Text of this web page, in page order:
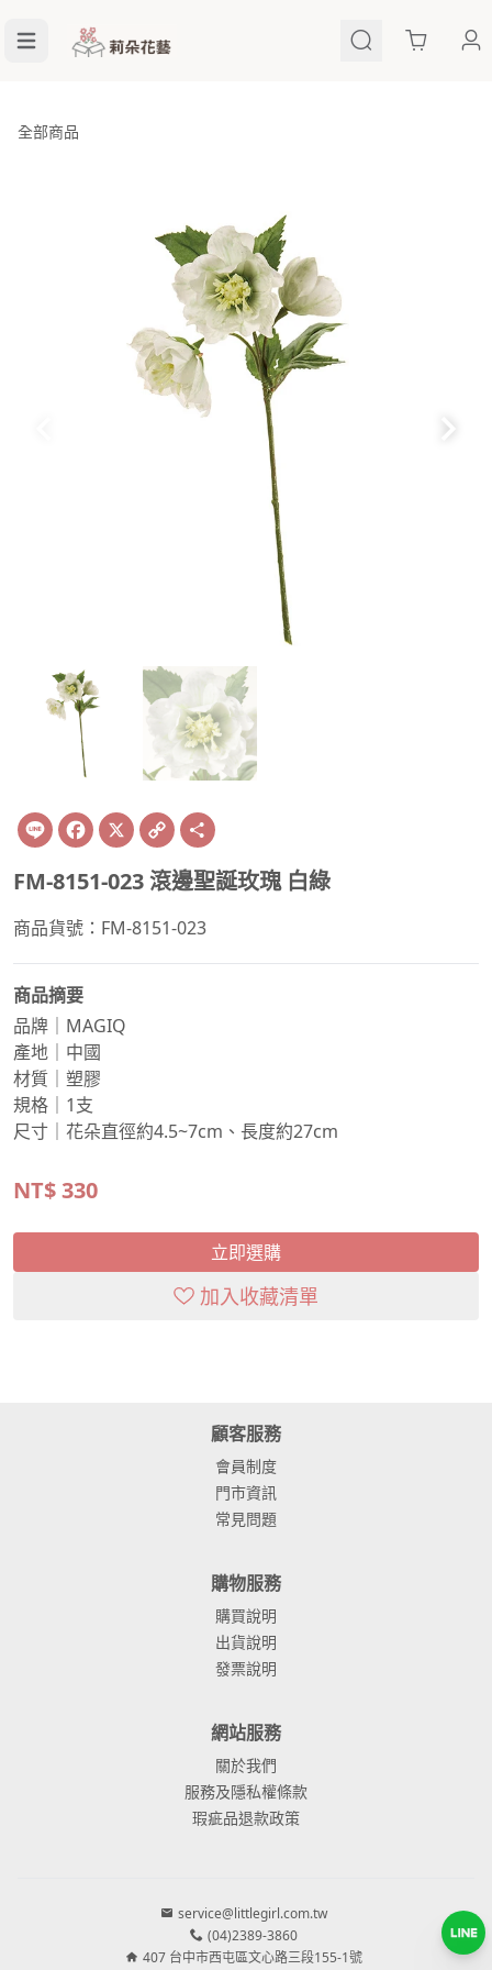
Cart
全部商品
Line Facebook
X Copy
Link
FM-8151-023 滾邊聖誕玫瑰 白綠
商品貨號：FM-8151-023
商品摘要
品牌｜MAGIQ
產地｜中國
材質｜塑膠
規格｜1支
尺寸｜花朵直徑約4.5~7cm、長度約27cm
NT$330
立即選購
加入收藏清單
顧客服務
會員制度
門市資訊
常見問題
購物服務
購買說明
出貨說明
發票說明
網站服務
關於我們
服務及隱私權條款
瑕疵品退款政策
service@littlegirl.com.tw
(04)2389-3860
407 台中市西屯區文心路三段155-1號